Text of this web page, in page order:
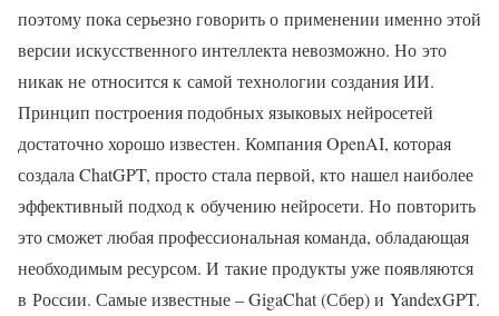
поэтому пока серьезно говорить о применении именно этой
версии искусственного интеллекта невозможно. Но это
никак не относится к самой технологии создания ИИ.
Принцип построения подобных языковых нейросетей
достаточно хорошо известен. Компания OpenAI, которая
создала ChatGPT, просто стала первой, кто нашел наиболее
эффективный подход к обучению нейросети. Но повторить
это сможет любая профессиональная команда, обладающая
необходимым ресурсом. И такие продукты уже появляются
в России. Самые известные – GigaChat (Сбер) и YandexGPT.